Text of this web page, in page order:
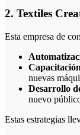
2. Textiles
Esta empresa de
nuevas
Desarrollo
nuevo
Estas estrategias